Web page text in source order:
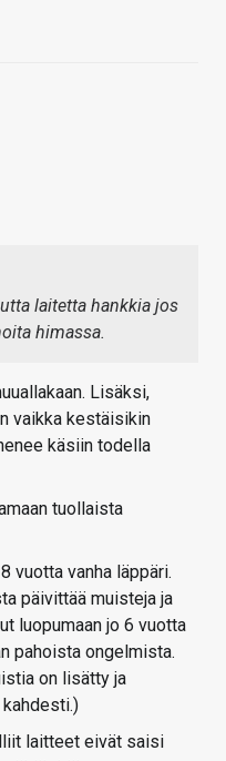
laitetta hankkia jos
himassa.
Lisäksi,
vaikka kestäisikin
käsiin todella
tuollaista
vuotta vanha läppäri.
päivittää muisteja ja
luopumaan jo 6 vuotta
pahoista ongelmista.
on lisätty ja
laitteet eivät saisi